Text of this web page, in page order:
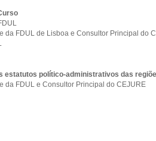
da FDUL de Lisboa e Consultor Principal do
estatutos político-administrativos das
da FDUL e Consultor Principal do CEJURE